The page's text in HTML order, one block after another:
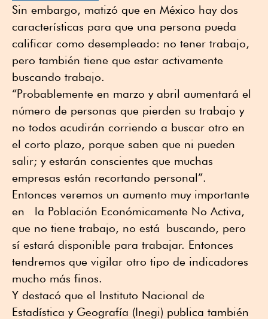
Sin embargo, matizó que en México hay dos
características para que una persona pueda
calificar como desempleado: no tener trabajo,
pero también tiene que estar activamente
buscando trabajo.
“Probablemente en marzo y abril aumentará el
número de personas que pierden su trabajo y
no todos acudirán corriendo a buscar otro en
el corto plazo, porque saben que ni pueden
salir; y estarán conscientes que muchas
empresas están recortando personal”.
Entonces veremos un aumento muy importante
en la Población Económicamente No Activa,
que no tiene trabajo, no está buscando, pero
sí estará disponible para trabajar. Entonces
tendremos que vigilar otro tipo de indicadores
mucho más finos.
Y destacó que el Instituto Nacional de
Estadística y Geografía (Inegi) publica también